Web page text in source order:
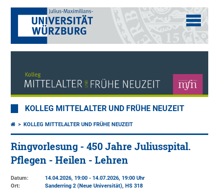
KOLLEG MITTELALTER UND FRÜHE NEUZEIT
KOLLEG MITTELALTER UND FRÜHE NEUZEIT
Ringvorlesung - 450 Jahre Juliusspital.
Pflegen - Heilen - Lehren
Datum:
14.04.2026, 19:00 - 14.07.2026, 19:00 Uhr
Ort:
Sanderring 2 (Neue Universität), HS 318